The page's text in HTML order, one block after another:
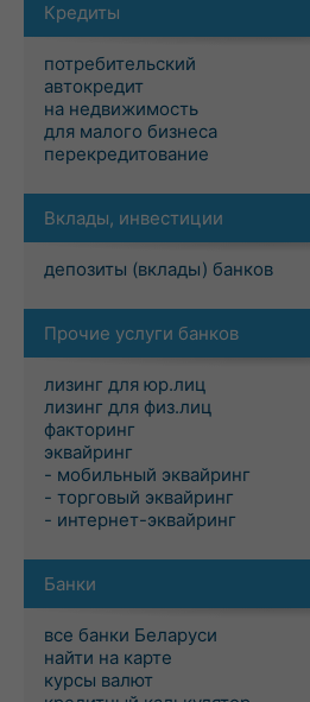
Кредиты
потребительский
автокредит
на недвижимость
для малого бизнеса
перекредитование
Вклады, инвестиции
депозиты (вклады) банков
Прочие услуги банков
лизинг для юр.лиц
лизинг для физ.лиц
факторинг
эквайринг
- мобильный эквайринг
- торговый эквайринг
- интернет-эквайринг
Банки
все банки Беларуси
найти на карте
курсы валют